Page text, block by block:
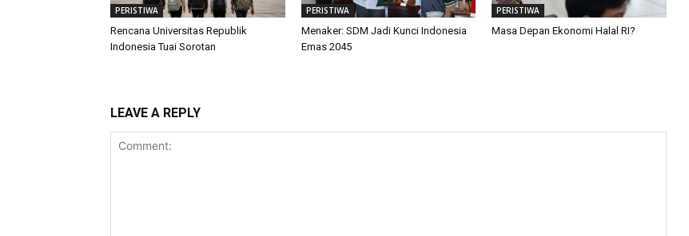
PERISTIWA
Rencana Universitas Republik
Indonesia Tuai Sorotan
PERISTIWA
Menaker: SDM Jadi Kunci Indonesia
Emas 2045
PERISTIWA
Masa Depan Ekonomi Halal RI?
LEAVE A REPLY